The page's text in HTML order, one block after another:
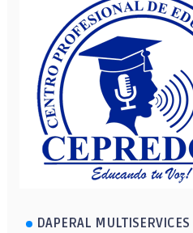
DAPERAL MULTISERVICES